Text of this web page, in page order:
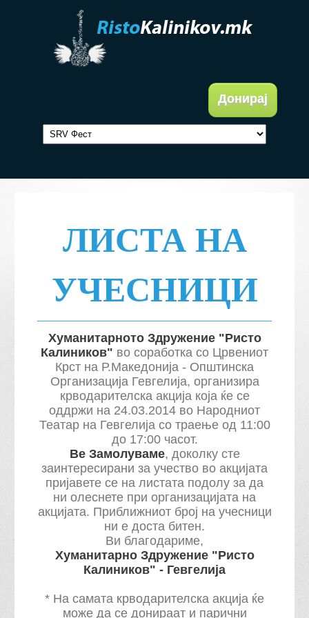
Донирај
ЛИСТА НА
УЧЕСНИЦИ
Хуманитарното Здружение "Ристо
Калиников" во соработка со Црвениот
Крст на Р.Македонија - Општинска
Организација Гевгелија, организира
крводарителска акција која ќе се
оддржи на 24.03.2014 во Народниот
Театар на Гевгелија со траење од 11:00
до 17:00 часот.
Ве Замолуваме, доколку сте
заинтересирани за учество во акцијата
пријавете се на листата подолу за да
ни олеснете при организацијата на
акцијата. Приближниот број на учесници
ни е доста битен.
Ви благодариме,
Хуманитарно Здружение "Ристо
Калиников" - Гевгелија
* На самата крводарителска акција ќе
може да се донираат и парични